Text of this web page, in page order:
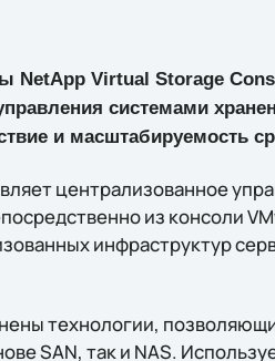
NetApp Virtual Storage
системами
и масштабируемость
централизованное
из консоли
инфраструктур
технологии,
SAN, так и NAS.